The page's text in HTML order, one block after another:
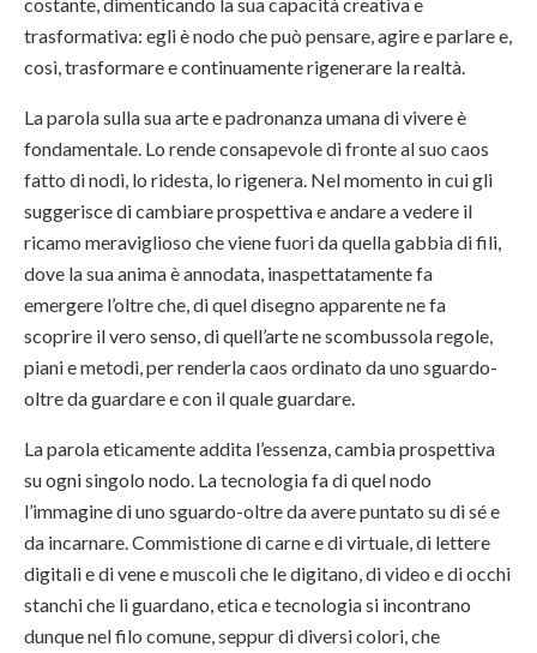
trasformativa: egli è nodo che può pensare, agire e parlare e,
così, trasformare e continuamente rigenerare la realtà.
La parola sulla sua arte e padronanza umana di vivere è
fondamentale. Lo rende consapevole di fronte al suo caos
fatto di nodi, lo ridesta, lo rigenera. Nel momento in cui gli
suggerisce di cambiare prospettiva e andare a vedere il
ricamo meraviglioso che viene fuori da quella gabbia di fili,
dove la sua anima è annodata, inaspettatamente fa
emergere l’oltre che, di quel disegno apparente ne fa
scoprire il vero senso, di quell’arte ne scombussola regole,
piani e metodi, per renderla caos ordinato da uno sguardo-
oltre da guardare e con il quale guardare.
La parola eticamente addita l’essenza, cambia prospettiva
su ogni singolo nodo. La tecnologia fa di quel nodo
l’immagine di uno sguardo-oltre da avere puntato su di sé e
da incarnare. Commistione di carne e di virtuale, di lettere
digitali e di vene e muscoli che le digitano, di video e di occhi
stanchi che li guardano, etica e tecnologia si incontrano
dunque nel filo comune, seppur di diversi colori, che